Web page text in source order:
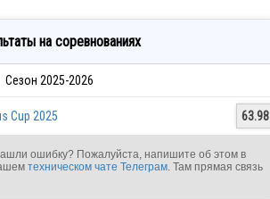
на соревнованиях
Сезон 2025-2026
Cup 2025 63.98
ошибку? Пожалуйста, напишите об этом в
техническом чате Телеграм. Там прямая связь